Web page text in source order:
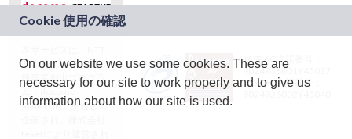
ドコモグループの新
規事業創出プログラ
ム「docomo
STARTUP」を通じて
JASRAC許諾番号：
9024936001Y45037
JASRAC許諾番号：
On our website we use some cookies. These are
necessary for our site to work properly and to give us
information about how our site is used.